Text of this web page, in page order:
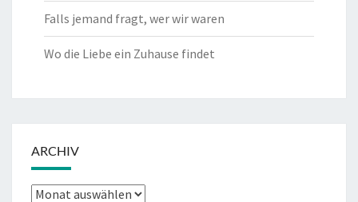
Falls jemand fragt, wer wir waren
Wo die Liebe ein Zuhause findet
ARCHIV
Archiv